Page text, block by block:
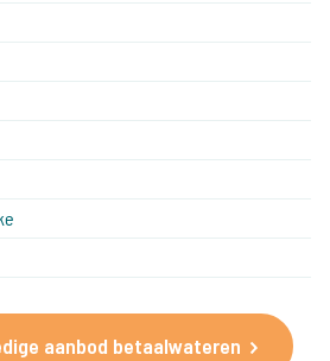
aanbod betaalwateren